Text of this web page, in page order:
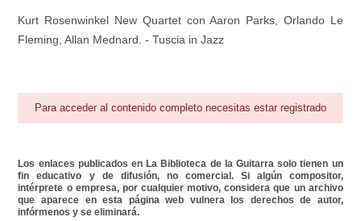
Reproductor
Kurt Rosenwinkel New Quartet con Aaron Parks, Orlando Le
Fleming, Allan Mednard. - Tuscia in Jazz
Para acceder al contenido completo necesitas estar registrado
Los enlaces publicados en La Biblioteca de la Guitarra solo tienen un
fin educativo y de difusión, no comercial. Si algún compositor,
intérprete o empresa, por cualquier motivo, considera que un archivo
que aparece en esta página web vulnera los derechos de autor,
infórmenos y se eliminará.